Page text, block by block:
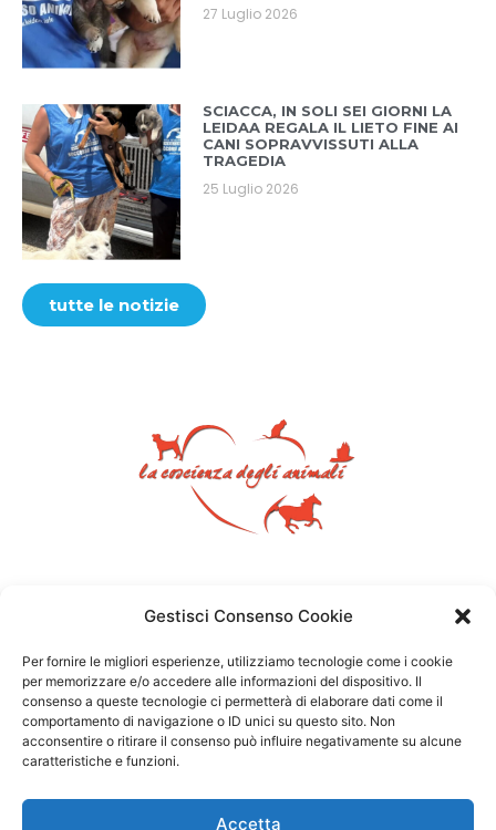
Gestisci Consenso Cookie
Per fornire le migliori esperienze, utilizziamo tecnologie come i cookie
per memorizzare e/o accedere alle informazioni del dispositivo. Il
consenso a queste tecnologie ci permetterà di elaborare dati come il
comportamento di navigazione o ID unici su questo sito. Non
acconsentire o ritirare il consenso può influire negativamente su alcune
caratteristiche e funzioni.
Accetta
27 Luglio 2026
SCIACCA, IN SOLI SEI GIORNI LA
LEIDAA REGALA IL LIETO FINE AI
CANI SOPRAVVISSUTI ALLA
TRAGEDIA
25 Luglio 2026
tutte le notizie